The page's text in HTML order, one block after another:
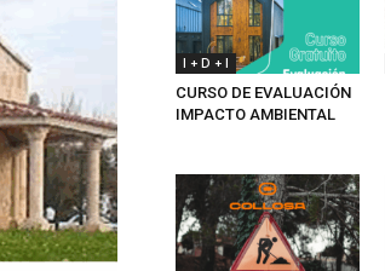
I + D + I
CURSO DE EVALUACIÓN
IMPACTO AMBIENTAL